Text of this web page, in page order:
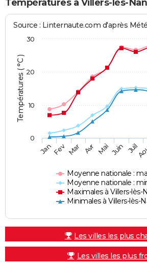
Températures à Villers-lès-
Températures ( °C )
Source : Linternaute.com d'après
Moyenne nationale :
Moyenne nationale :
Maximales à Villers-lès-
Minimales à Villers-lès-
JanFev Mar Avr Mai Juin Juil
0
10
20
30
Les villes les plus
Les villes les plus